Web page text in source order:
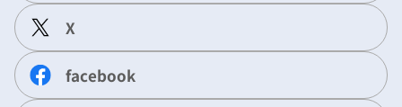
X
facebook